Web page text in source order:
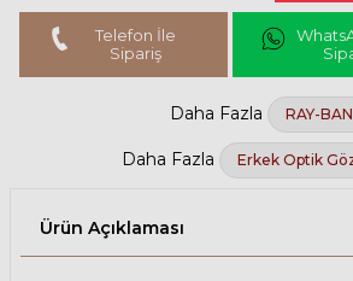
Telefon İle
Sipariş
Daha Fazla RAY-BAN
Daha Fazla Erkek Optik
Ürün Açıklaması